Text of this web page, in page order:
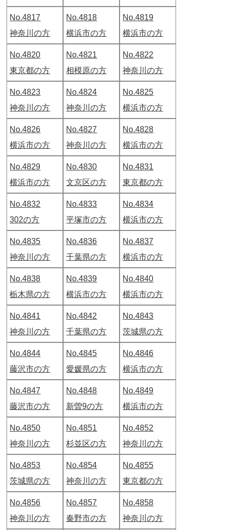
No.4817
神奈川の方
No.4818
横浜市の方
No.4819
横浜市の方
No.4820
東京都の方
No.4821
相模原の方
No.4822
神奈川の方
No.4823
神奈川の方
No.4824
神奈川の方
No.4825
横浜市の方
No.4826
横浜市の方
No.4827
神奈川の方
No.4828
横浜市の方
No.4829
横浜市の方
No.4830
文京区の方
No.4831
東京都の方
No.4832
302の方
No.4833
平塚市の方
No.4834
横浜市の方
No.4835
神奈川の方
No.4836
千葉県の方
No.4837
横浜市の方
No.4838
栃木県の方
No.4839
横浜市の方
No.4840
横浜市の方
No.4841
神奈川の方
No.4842
千葉県の方
No.4843
茨城県の方
No.4844
藤沢市の方
No.4845
愛媛県の方
No.4846
横浜市の方
No.4847
藤沢市の方
No.4848
新曽9の方
No.4849
横浜市の方
No.4850
神奈川の方
No.4851
杉並区の方
No.4852
神奈川の方
No.4853
茨城県の方
No.4854
神奈川の方
No.4855
東京都の方
No.4856
神奈川の方
No.4857
秦野市の方
No.4858
神奈川の方